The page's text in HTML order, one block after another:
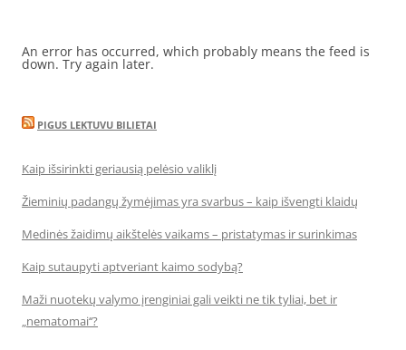
An error has occurred, which probably means the feed is
down. Try again later.
PIGUS LEKTUVU BILIETAI
Kaip išsirinkti geriausią pelėsio valiklį
Žieminių padangų žymėjimas yra svarbus – kaip išvengti klaidų
Medinės žaidimų aikštelės vaikams – pristatymas ir surinkimas
Kaip sutaupyti aptveriant kaimo sodybą?
Maži nuotekų valymo įrenginiai gali veikti ne tik tyliai, bet ir
„nematomai‘‘?